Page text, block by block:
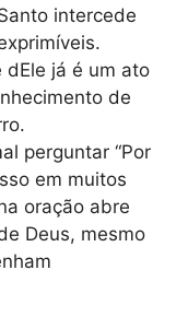
intercede
dEle já é um ato
de
perguntar “Por
em muitos
oração abre
Deus, mesmo